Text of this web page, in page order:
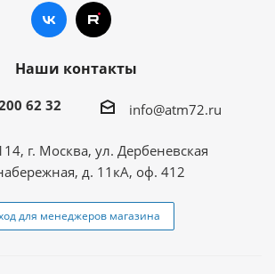
Наши контакты
62 32 info@atm72.ru
г. Москва, ул. Дербеневская
д. 11кА, оф. 412
для менеджеров магазина